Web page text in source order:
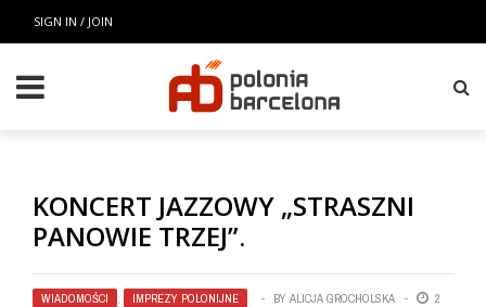
SIGN IN / JOIN
KONCERT JAZZOWY „STRASZNI
PANOWIE TRZEJ”.
WIADOMOŚCI , IMPREZY POLONIJNE BY ALICJA GROCHOLSKA
2